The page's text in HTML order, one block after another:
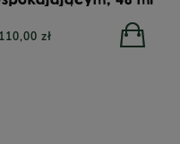
110,00 zł